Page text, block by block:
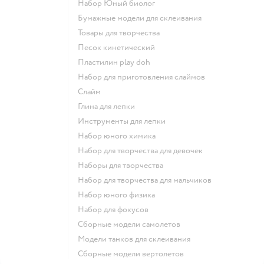
набор Юный биолог
Бумажные модели для склеивания
Товары для творчества
Песок кинетический
Пластилин play doh
Набор для приготовления слаймов
Слайм
Глина для лепки
Инструменты для лепки
Набор юного химика
Набор для творчества для девочек
Наборы для творчества
Набор для творчества для мальчиков
Набор юного физика
Набор для фокусов
Сборные модели самолетов
Модели танков для склеивания
Сборные модели вертолетов